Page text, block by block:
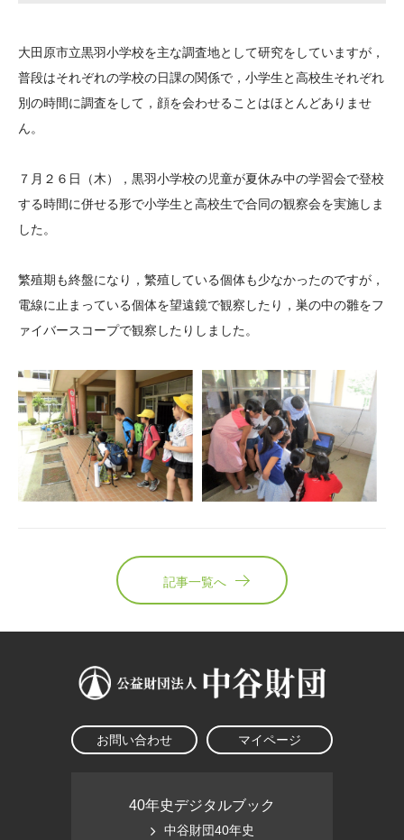
役員・評議員 公開情報
年報一覧 中谷財団レポート
大学院生奨学金
国際学生交流プログラ
ム
科学教育振興助成・
ログラム助成
アクセス よくあるご質問
サイトマップ
日本語 English
大田原市立黒羽小学校を主な調査地として研究をしていますが，
普段はそれぞれの学校の日課の関係で，小学生と高校生それぞれ
別の時間に調査をして，顔を会わせることはほとんどありませ
ん。
７月２６日（木），黒羽小学校の児童が夏休み中の学習会で登校
する時間に併せる形で小学生と高校生で合同の観察会を実施しま
した。
繁殖期も終盤になり，繁殖している個体も少なかったのですが，
電線に止まっている個体を望遠鏡で観察したり，巣の中の雛をフ
ァイバースコープで観察したりしました。
記事一覧へ
お問い合わせ マイページ
40年史デジタルブック
中谷財団40年史